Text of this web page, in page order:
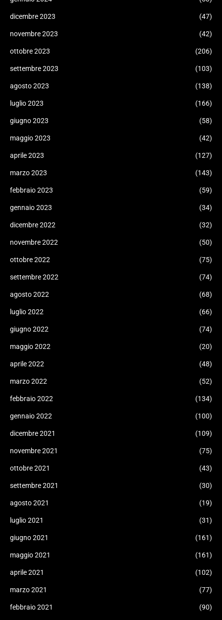
dicembre 2023 (47)
novembre 2023 (42)
ottobre 2023 (206)
settembre 2023 (103)
agosto 2023 (138)
luglio 2023 (166)
giugno 2023 (58)
maggio 2023 (42)
aprile 2023 (127)
marzo 2023 (143)
febbraio 2023 (59)
gennaio 2023 (34)
dicembre 2022 (32)
novembre 2022 (50)
ottobre 2022 (75)
settembre 2022 (74)
agosto 2022 (68)
luglio 2022 (66)
giugno 2022 (74)
maggio 2022 (20)
aprile 2022 (48)
marzo 2022 (52)
febbraio 2022 (134)
gennaio 2022 (100)
dicembre 2021 (109)
novembre 2021 (75)
ottobre 2021 (43)
settembre 2021 (30)
agosto 2021 (19)
luglio 2021 (31)
giugno 2021 (161)
maggio 2021 (161)
aprile 2021 (102)
marzo 2021 (77)
febbraio 2021 (90)